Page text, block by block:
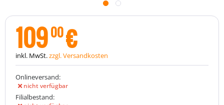
10900€
inkl. MwSt.zzgl. Versandkosten
Onlineversand:
nicht verfügbar
Filialbestand: